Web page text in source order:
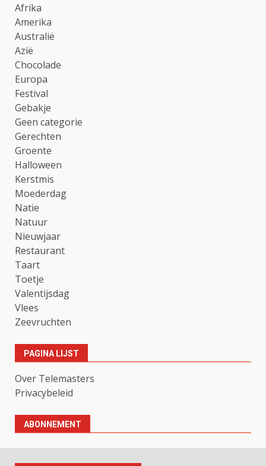
Afrika
Amerika
Australië
Azië
Chocolade
Europa
Festival
Gebakje
Geen categorie
Gerechten
Groente
Halloween
Kerstmis
Moederdag
Natie
Natuur
Nieuwjaar
Restaurant
Taart
Toetje
Valentijsdag
Vlees
Zeevruchten
PAGINA LIJST
Over Telemasters
Privacybeleid
ABONNEMENT